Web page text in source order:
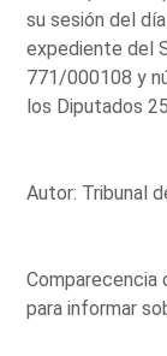
su sesión del
expediente del
771/000108 y
los Diputados
Autor: Tribunal
Comparecencia
para informar